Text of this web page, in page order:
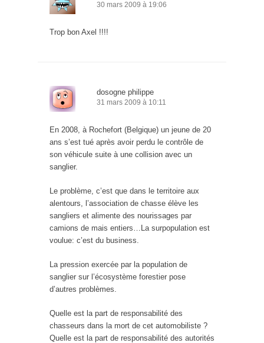
30 mars 2009 à 19:06
Trop bon Axel !!!!
dosogne philippe
31 mars 2009 à 10:11
En 2008, à Rochefort (Belgique) un jeune de 20
ans s’est tué après avoir perdu le contrôle de
son véhicule suite à une collision avec un
sanglier.
Le problème, c’est que dans le territoire aux
alentours, l’association de chasse élève les
sangliers et alimente des nourissages par
camions de mais entiers…La surpopulation est
voulue: c’est du business.
La pression exercée par la population de
sanglier sur l’écosystème forestier pose
d’autres problèmes.
Quelle est la part de responsabilité des
chasseurs dans la mort de cet automobiliste ?
Quelle est la part de responsabilité des autorités